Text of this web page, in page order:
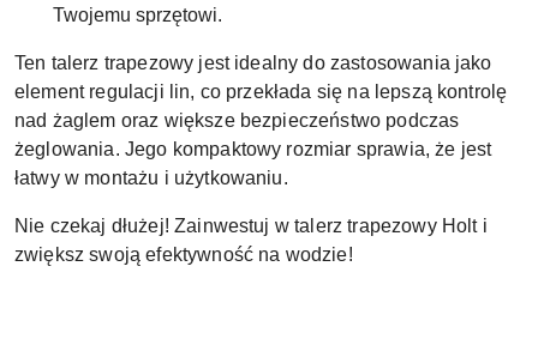
Twojemu sprzętowi.
Ten talerz trapezowy jest idealny do zastosowania jako
element regulacji lin, co przekłada się na lepszą kontrolę
nad żaglem oraz większe bezpieczeństwo podczas
żeglowania. Jego kompaktowy rozmiar sprawia, że jest
łatwy w montażu i użytkowaniu.
Nie czekaj dłużej! Zainwestuj w talerz trapezowy Holt i
zwiększ swoją efektywność na wodzie!